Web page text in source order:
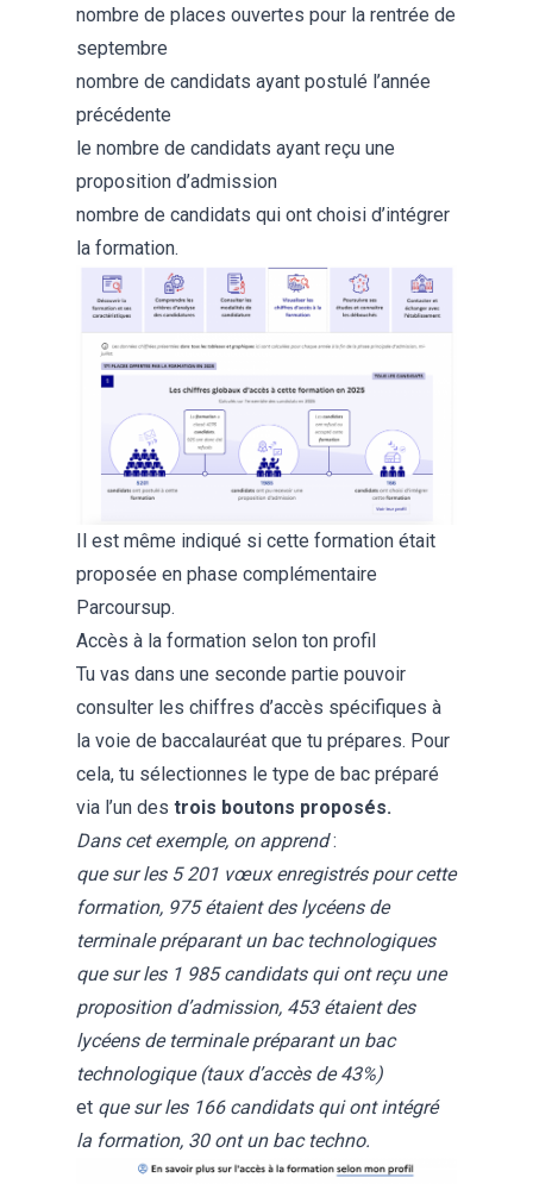
nombre de places ouvertes pour la rentrée de
septembre
nombre de candidats ayant postulé l’année
précédente
le nombre de candidats ayant reçu une
proposition d’admission
nombre de candidats qui ont choisi d’intégrer
la formation.
Il est même indiqué si cette formation était
proposée en phase complémentaire
Parcoursup.
Accès à la formation selon ton profil
Tu vas dans une seconde partie pouvoir
consulter les chiffres d’accès spécifiques à
la voie de baccalauréat que tu prépares. Pour
cela, tu sélectionnes le type de bac préparé
via l’un des trois boutons proposés.
Dans cet exemple, on apprend:
que sur les 5 201 vœux enregistrés pour cette
formation, 975étaient des lycéens de
terminale préparant un bac technologiques
que sur les 1 985 candidats qui ont reçu une
proposition d’admission, 453 étaient des
lycéens de terminale préparant un bac
technologique (taux d’accès de 43%)
et que sur les 166 candidats qui ont intégré
la formation, 30 ont un bac techno.